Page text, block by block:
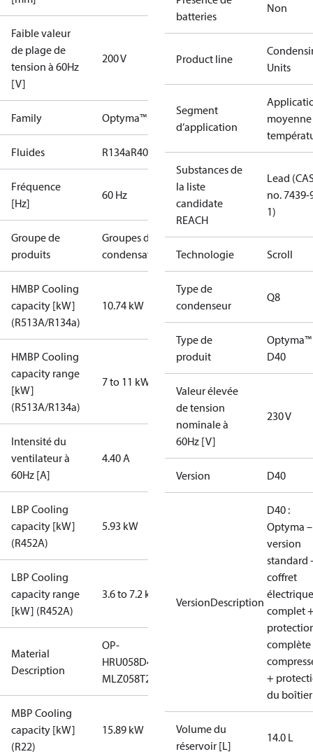
Faible valeur
de plage de
tension à 60Hz
[V]
200 V
Family Optyma™
Fluides R134aR404A R448AR449AR452AR513AR22
Fréquence
[Hz]
60 Hz
Groupe de
produits
Groupes de
condensation
HMBP Cooling
capacity [kW]
(R513A/R134a)
10.74 kW
HMBP Cooling
capacity range
[kW]
(R513A/R134a)
7 to 11 kW
Intensité du
ventilateur à
60Hz [A]
4.40 A
LBP Cooling
capacity [kW]
(R452A)
5.93 kW
LBP Cooling
capacity range
[kW] (R452A)
3.6 to 7.2 kW
Material
Description
OP-
HRU058D40Q
MLZ058T2LC9A
MBP Cooling
capacity [kW]
(R22)
15.89 kW
batteries
Non
Product line
Units
Segment
d’application
moyenne
Substances de
la liste
candidate
REACH
Lead
no. 7439-
1)
Technologie Scroll
Type de
condenseur
Q8
Type de
produit
Optyma™
D40
Valeur élevée
de tension
nominale à
60Hz [V]
230 V
Version D40
VersionDescription
D40 :
Optyma –
version
standard
coffret
électrique
complet
+
du boîtier
Volume du
réservoir [L]
14.0 L